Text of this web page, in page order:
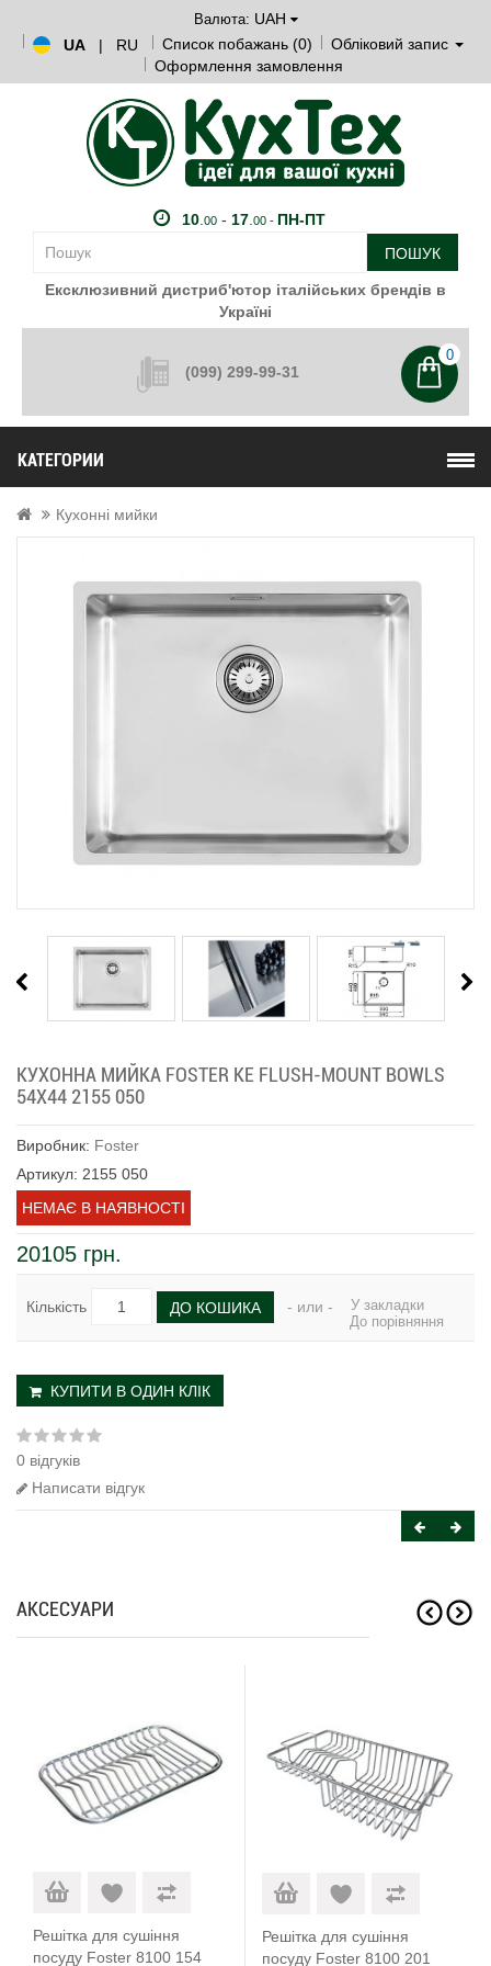
Валюта: UAH
UA
| RU Список побажань (0)
Обліковий запис
Оформлення замовлення
10. 00- 17. 00 - ПН-ПТ
ПОШУК
Ексклюзивний дистриб'ютор італійських брендів в
Україні
(099) 299-99-31
0
КАТЕГОРИИ
Кухонні мийки
КУХОННА МИЙКА FOSTER KE FLUSH-MOUNT BOWLS
54Х44 2155 050
Виробник: Foster
Артикул: 2155 050
НЕМАЄ В НАЯВНОСТІ
20105 грн.
Кількість ДО КОШИКА - или -
У закладки
До порівняння
КУПИТИ В ОДИН КЛІК
0 відгуків
Написати відгук
АКСЕСУАРИ
Решітка для сушіння
посуду Foster 8100 154
Решітка для сушіння
посуду Foster 8100 201